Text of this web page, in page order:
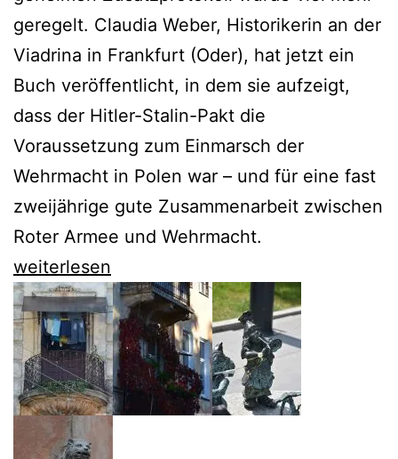
geregelt. Claudia Weber, Historikerin an der
Viadrina in Frankfurt (Oder), hat jetzt ein
Buch veröffentlicht, in dem sie aufzeigt,
dass der Hitler-Stalin-Pakt die
Voraussetzung zum Einmarsch der
Wehrmacht in Polen war – und für eine fast
zweijährige gute Zusammenarbeit zwischen
Roter Armee und Wehrmacht.
Claudia
Weber
erinnert
faszinierend
an
den
Hitler-
weiterlesen